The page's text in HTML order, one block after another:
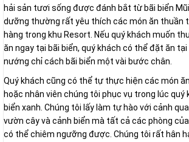
hải sản tươi sống được đánh bắt từ bãi biển
dưỡng thường rất yêu thích các món ăn thuần
hàng trong khu Resort. Nếu quý khách muốn
ăn ngay tại bãi biển, quý khách có thể đặt ăn
nướng chỉ cách bãi biển một vài bước chân.
Quý khách cũng có thể tự thực hiện các món
hoặc nhân viên chúng tôi phục vụ trong lúc
biển xanh. Chúng tôi lấy làm tự hào với cảnh
vườn cây và cảnh biển mà tất cả các phòng của
có thể chiêm ngưỡng được. Chúng tôi rất hân